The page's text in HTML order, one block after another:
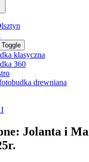
Toggle
klasyczna
360
drewniana
Jolanta i